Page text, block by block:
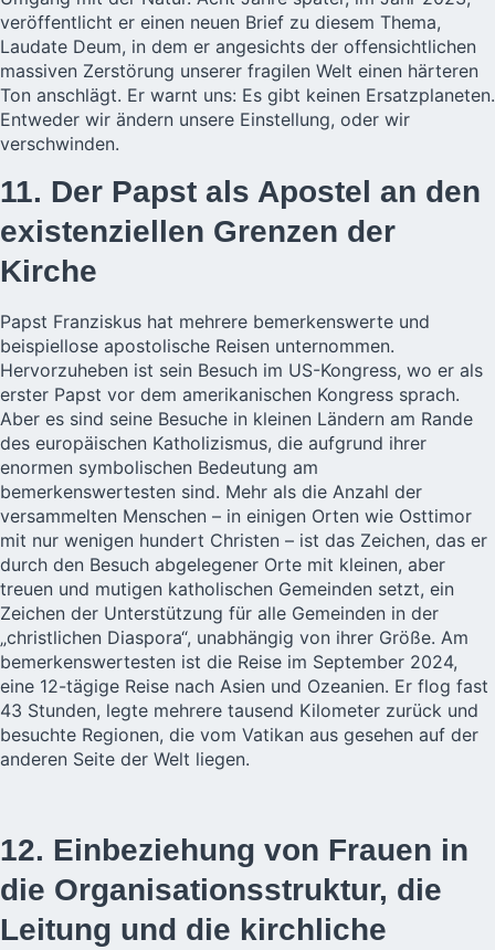
veröffentlicht er einen neuen Brief zu diesem Thema,
Laudate Deum, in dem er angesichts der offensichtlichen
massiven Zerstörung unserer fragilen Welt einen härteren
Ton anschlägt. Er warnt uns: Es gibt keinen Ersatzplaneten.
Entweder wir ändern unsere Einstellung, oder wir
verschwinden.
11. Der Papst als Apostel an den
existenziellen Grenzen der
Kirche
Papst Franziskus hat mehrere bemerkenswerte und
beispiellose apostolische Reisen unternommen.
Hervorzuheben ist sein Besuch im US-Kongress, wo er als
erster Papst vor dem amerikanischen Kongress sprach.
Aber es sind seine Besuche in kleinen Ländern am Rande
des europäischen Katholizismus, die aufgrund ihrer
enormen symbolischen Bedeutung am
bemerkenswertesten sind. Mehr als die Anzahl der
versammelten Menschen – in einigen Orten wie Osttimor
mit nur wenigen hundert Christen – ist das Zeichen, das er
durch den Besuch abgelegener Orte mit kleinen, aber
treuen und mutigen katholischen Gemeinden setzt, ein
Zeichen der Unterstützung für alle Gemeinden in der
„christlichen Diaspora“, unabhängig von ihrer Größe. Am
bemerkenswertesten ist die Reise im September 2024,
eine 12-tägige Reise nach Asien und Ozeanien. Er flog fast
43 Stunden, legte mehrere tausend Kilometer zurück und
besuchte Regionen, die vom Vatikan aus gesehen auf der
anderen Seite der Welt liegen.
12. Einbeziehung von Frauen in
die Organisationsstruktur, die
Leitung und die kirchliche